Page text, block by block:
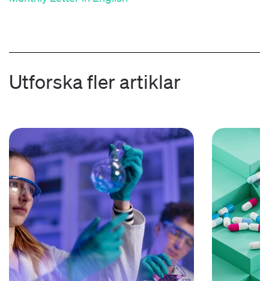
Utforska fler artiklar